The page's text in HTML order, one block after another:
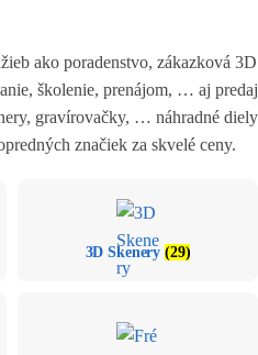
ako poradenstvo, zákazková 3D
školenie, prenájom, … aj predaj
gravírovačky, … náhradné diely
značiek za skvelé ceny.
3D Skenery (29)